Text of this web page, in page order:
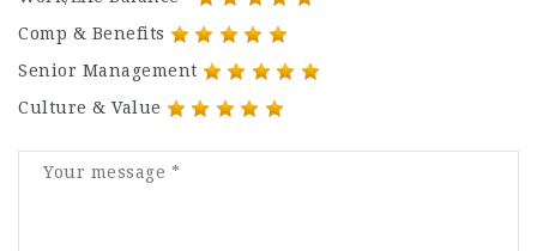
Comp & Benefits
Senior Management
Culture & Value